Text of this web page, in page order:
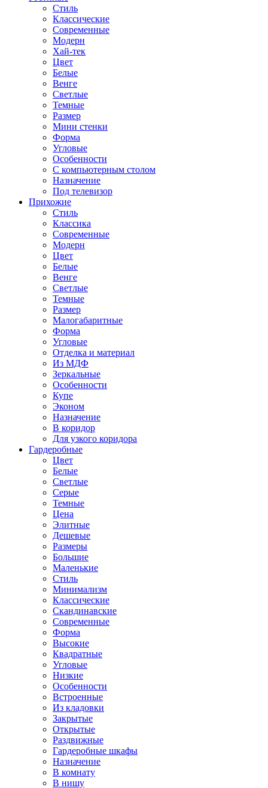
Стиль
Классические
Современные
Модерн
Хай-тек
Цвет
Белые
Венге
Светлые
Темные
Размер
Мини стенки
Форма
Угловые
Особенности
С компьютерным столом
Назначение
Под телевизор
Прихожие
Стиль
Классика
Современные
Модерн
Цвет
Белые
Венге
Светлые
Темные
Размер
Малогабаритные
Форма
Угловые
Отделка и материал
Из МДФ
Зеркальные
Особенности
Купе
Эконом
Назначение
В коридор
Для узкого коридора
Гардеробные
Цвет
Белые
Светлые
Серые
Темные
Цена
Элитные
Дешевые
Размеры
Большие
Маленькие
Стиль
Минимализм
Классические
Скандинавские
Современные
Форма
Высокие
Квадратные
Угловые
Низкие
Особенности
Встроенные
Из кладовки
Закрытые
Открытые
Раздвижные
Гардеробные шкафы
Назначение
В комнату
В нишу